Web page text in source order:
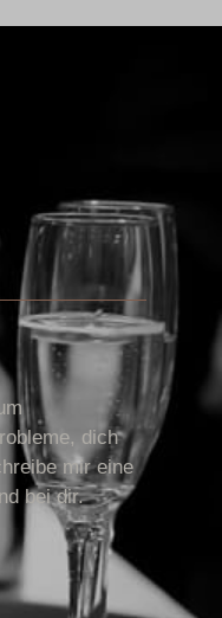
dich
mir eine
bei dir.